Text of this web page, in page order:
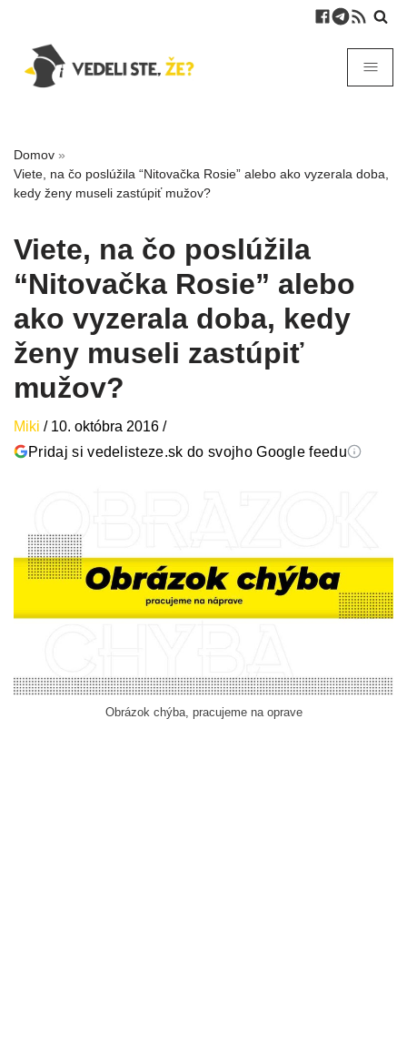
Domov »
Viete, na čo poslúžila “Nitovačka Rosie” alebo ako vyzerala doba,
kedy ženy museli zastúpiť mužov?
Viete, na čo poslúžila
“Nitovačka Rosie” alebo
ako vyzerala doba, kedy
ženy museli zastúpiť
mužov?
Miki / 10. októbra 2016 /
Pridaj si vedelisteze.sk do svojho Google feedu
Obrázok chýba, pracujeme na oprave